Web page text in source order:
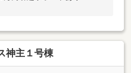
神主１号棟